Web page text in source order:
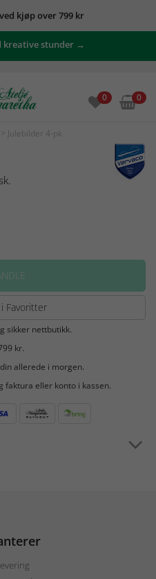
kjøp over 799 kr
kreative stunder →
0 0
> Julebilder 4-pk
Favoritter
sikker nettbutikk.
kr.
allerede i morgen.
faktura eller konto i kassen.